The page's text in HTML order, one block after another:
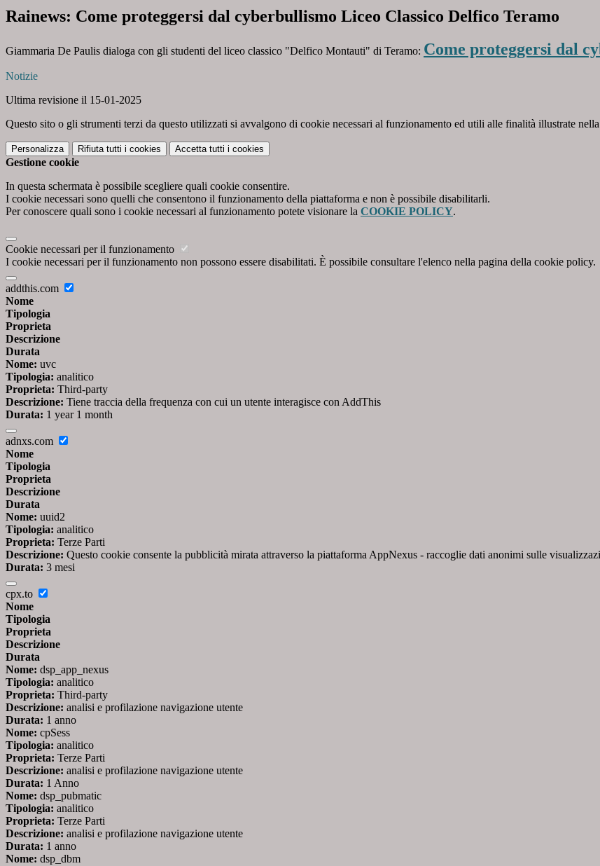
Rainews: Come proteggersi dal cyberbullismo Liceo Classico Delfico Teramo
Giammaria De Paulis dialoga con gli studenti del liceo classico "Delfico Montauti" di Teramo: Come proteggersi dal
Notizie
Ultima revisione il 15-01-2025
Questo sito o gli strumenti terzi da questo utilizzati si avvalgono di cookie necessari al funzionamento ed utili alle finalità illustrate nella
Personalizza Rifiuta tutti i cookies Accetta tutti i cookies
Gestione cookie
In questa schermata è possibile scegliere quali cookie consentire.
I cookie necessari sono quelli che consentono il funzionamento della piattaforma e non è possibile disabilitarli.
Per conoscere quali sono i cookie necessari al funzionamento potete visionare la COOKIE POLICY.
Cookie necessari per il funzionamento
I cookie necessari per il funzionamento non possono essere disabilitati. È possibile consultare l'elenco nella pagina della cookie policy.
addthis.com
Nome
Tipologia
Proprieta
Descrizione
Durata
Nome: uvc
Tipologia: analitico
Proprieta: Third-party
Descrizione: Tiene traccia della frequenza con cui un utente interagisce con AddThis
Durata: 1 year 1 month
adnxs.com
Nome
Tipologia
Proprieta
Descrizione
Durata
Nome: uuid2
Tipologia: analitico
Proprieta: Terze Parti
Descrizione: Questo cookie consente la pubblicità mirata attraverso la piattaforma AppNexus - raccoglie dati anonimi sulle
Durata: 3 mesi
cpx.to
Nome
Tipologia
Proprieta
Descrizione
Durata
Nome: dsp_app_nexus
Tipologia: analitico
Proprieta: Third-party
Descrizione: analisi e profilazione navigazione utente
Durata: 1 anno
Nome: cpSess
Tipologia: analitico
Proprieta: Terze Parti
Descrizione: analisi e profilazione navigazione utente
Durata: 1 Anno
Nome: dsp_pubmatic
Tipologia: analitico
Proprieta: Terze Parti
Descrizione: analisi e profilazione navigazione utente
Durata: 1 anno
Nome: dsp_dbm